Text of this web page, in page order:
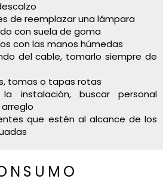
de reemplazar una lámpara
con suela de goma
con las manos húmedas
del cable, tomarlo siempre de
tomas o tapas rotas
instalación, buscar personal
que estén al alcance de los